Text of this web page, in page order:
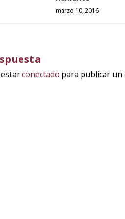
marzo 10, 2016
estarconectado para publicar un